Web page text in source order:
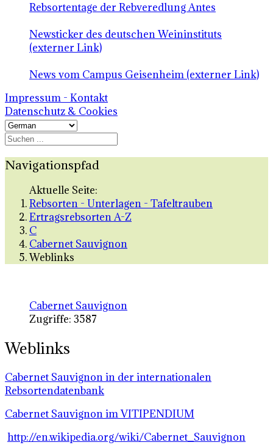
Rebsortentage der Rebveredlung Antes
Newsticker des deutschen Weininstituts
(externer Link)
News vom Campus Geisenheim (externer Link)
Impressum - Kontakt
Datenschutz & Cookies
Navigationspfad
Aktuelle Seite:
Rebsorten - Unterlagen - Tafeltrauben
Ertragsrebsorten A-Z
C
Cabernet Sauvignon
Weblinks
Cabernet Sauvignon
Zugriffe: 3587
Weblinks
Cabernet Sauvignon in der internationalen
Rebsortendatenbank
Cabernet Sauvignon im VITIPENDIUM
http://en.wikipedia.org/wiki/Cabernet_Sauvignon